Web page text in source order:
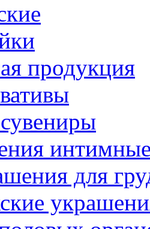
продукция
для